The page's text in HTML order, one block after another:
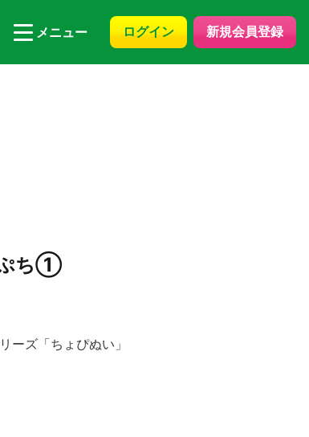
メニュー ログイン 新規会員登録
ぷち①
ーズ「ちょぴぬい」